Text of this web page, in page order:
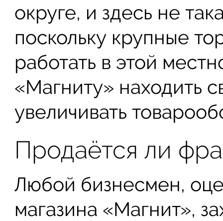
округе, и здесь не
поскольку крупные
работать в этой
«Магниту» находить
увеличивать
Продаётся ли
Любой бизнесмен,
магазина «Магнит»,